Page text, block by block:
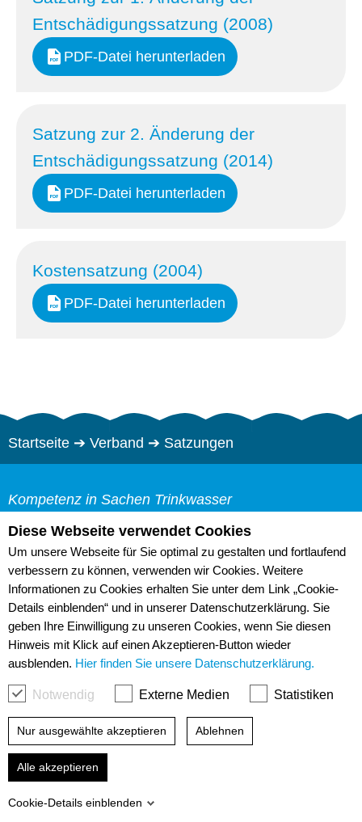
Diese Webseite verwendet Cookies
Um unsere Webseite für Sie optimal zu gestalten und fortlaufend
verbessern zu können, verwenden wir Cookies. Weitere
Informationen zu Cookies erhalten Sie unter dem Link „Cookie-
Details einblenden“ und in unserer Datenschutzerklärung. Sie
geben Ihre Einwilligung zu unseren Cookies, wenn Sie diesen
Hinweis mit Klick auf einen Akzeptieren-Button wieder
ausblenden. Hier finden Sie unsere Datenschutzerklärung.
Notwendig Externe Medien Statistiken
Nur ausgewählte akzeptieren Ablehnen
Alle akzeptieren
Cookie-Details einblenden
Entschädigungssatzung (2008)
PDF-Datei herunterladen
Satzung zur 2. Änderung der
Entschädigungssatzung (2014)
PDF-Datei herunterladen
Kostensatzung (2004)
PDF-Datei herunterladen
Startseite ➔ Verband ➔ Satzungen
Kompetenz in Sachen Trinkwasser
Trinkwasserzweckverband "Pfeifholz"
Bürgermeister-Herklotz-
Straße 2
01609 Röderaue
03 52 63/ 656-0
info@twzv.de
Web-Cam
Links
Sitemap
Datenschutz
Impressum
Barrierefreiheit
TWZV durchsuchen:
© Trinkwasserzweckverband "Pfeifholz"